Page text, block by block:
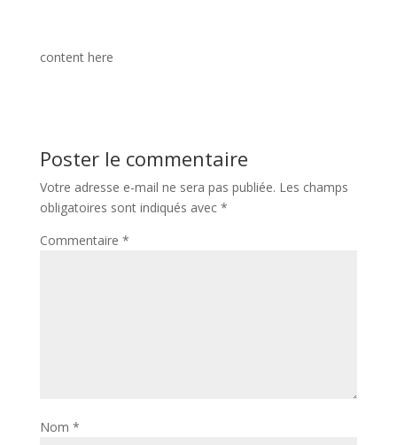
content here
Poster le commentaire
Votre adresse e-mail ne sera pas publiée. Les champs
obligatoires sont indiqués avec *
Commentaire *
Nom *